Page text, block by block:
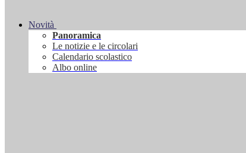
Novità
Panoramica
Le notizie e le circolari
Calendario scolastico
Albo online